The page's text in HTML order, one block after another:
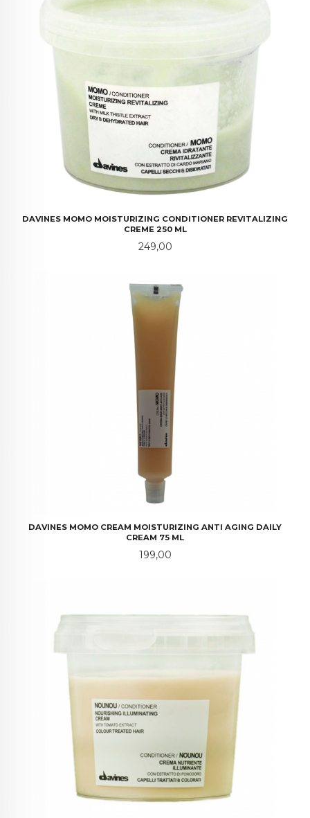
DAVINES MOMO MOISTURIZING CONDITIONER REVITALIZING
CREME 250 ML
Pris
249,00
DAVINES MOMO CREAM MOISTURIZING ANTI AGING DAILY
CREAM 75 ML
Pris
199,00